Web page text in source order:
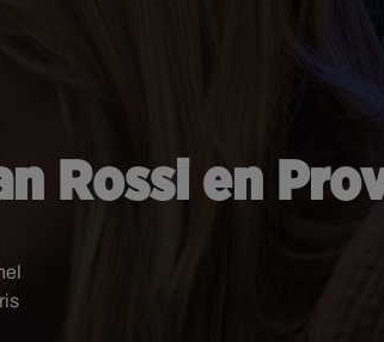
Rossi en